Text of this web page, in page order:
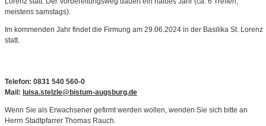
meistens samstags).
Im kommenden Jahr findet die Firmung am 29.06.2024 in der Basilika St. Lorenz
statt.
Telefon: 0831 540 560-0
Mail: luisa.stelzle@bistum-augsburg.de
Wenn Sie als Erwachsener gefirmt werden wollen, wenden Sie sich bitte an
Herrn Stadtpfarrer Thomas Rauch.